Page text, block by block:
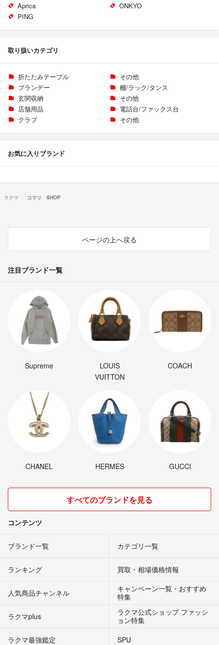
Aprica
ONKYO
PING
取り扱いカテゴリ
折たたみテーブル
その他
ブランデー
棚/ラック/タンス
玄関収納
その他
店舗用品
電話台/ファックス台
クラブ
その他
お気に入りブランド
ラクマ コマリ SHOP
ページの上へ戻る
注目ブランド一覧
Supreme
LOUIS
VUITTON
COACH
CHANEL HERMES GUCCI
すべてのブランドを見る
コンテンツ
ブランド一覧 カテゴリ一覧
ランキング 買取・相場価格情報
人気商品チャンネル
キャンペーン一覧・おすすめ
特集
ラクマplus
ラクマ公式ショップ ファッシ
ョン特集
ラクマ最強鑑定
SPU